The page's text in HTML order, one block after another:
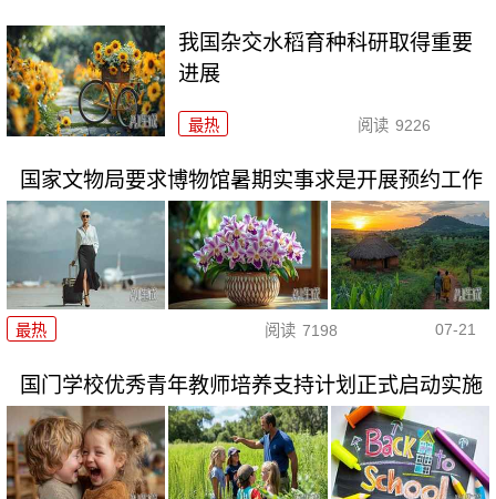
我国杂交水稻育种科研取得重要
进展
最热 阅读 9226
国家文物局要求博物馆暑期实事求是开展预约工作
最热 阅读 7198 07-21
国门学校优秀青年教师培养支持计划正式启动实施